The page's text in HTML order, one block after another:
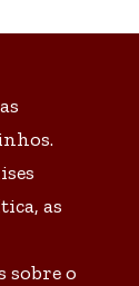
as
sobre o